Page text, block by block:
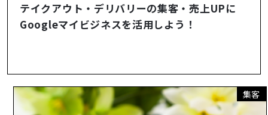
テイクアウト・デリバリーの集客・売上UPに
Googleマイビジネスを活用しよう！
集客